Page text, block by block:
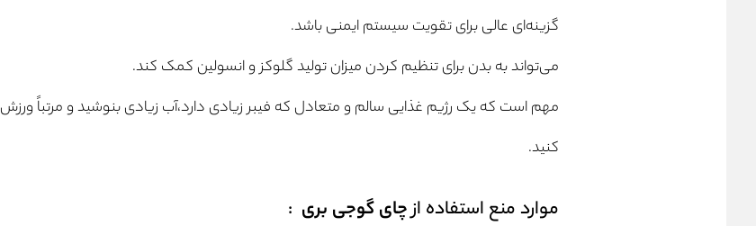
گزینه‌ای عالی برای تقویت سیستم ایمنی باشد.
می‌تواند به بدن برای تنظیم کردن میزان تولید گلوکز و انسولین کمک کند.
مهم است که یک رژیم غذایی سالم و متعادل که فیبر زیادی دارد،آب زیادی بنوشید و مرتباً ورزش
کنید.
موارد منع استفاده ازچای گوجی بری :